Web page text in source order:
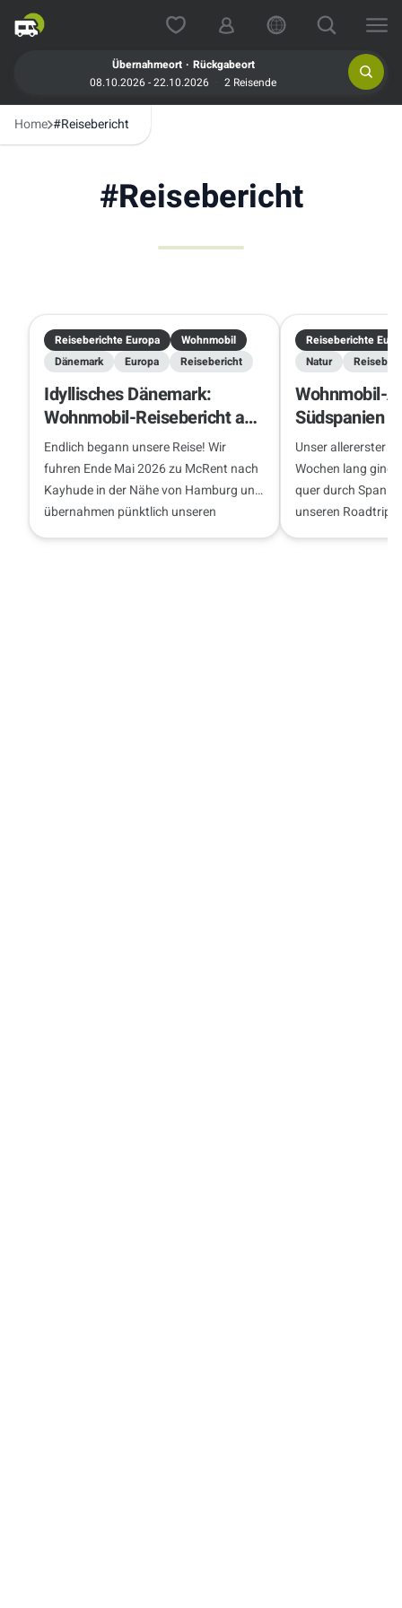
Übernahmeort . Rückgabeort
08.10.2026 - 22.10.2026
2 Reisende
Home #Reisebericht
#Reisebericht
Reiseberichte Europa
Wohnmobil
Dänemark
Europa Reisebericht
Idyllisches Dänemark:
Wohnmobil-Reisebericht ab
Hamburg
Endlich begann unsere Reise! Wir
fuhren Ende Mai 2026 zu McRent nach
Kayhude in der Nähe von Hamburg und
übernahmen pünktlich unseren
Begleiter für die nächste Woche – ein
Reiseberichte
Natur
Wohnmobil-
Südspanien
Unser allererster
Wochen lang ging
quer durch
unseren Roadtrip!